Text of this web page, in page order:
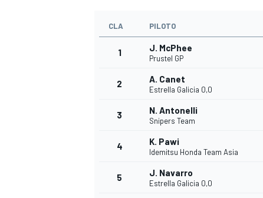
FÓRMULA E
CLA PILOTO
1 J. McPhee
Prustel GP
2 A. Canet
Estrella Galicia 0,0
3 N. Antonelli
Snipers Team
4 K. Pawi
Idemitsu Honda Team Asia
5 J. Navarro
Estrella Galicia 0,0